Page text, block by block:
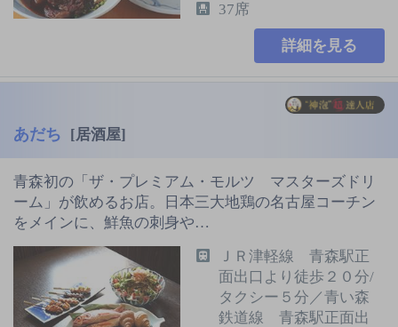
37席
詳細を見る
あだち [居酒屋]
青森初の「ザ・プレミアム・モルツ マスターズドリ
ーム」が飲めるお店。日本三大地鶏の名古屋コーチン
をメインに、鮮魚の刺身や…
ＪＲ津軽線 青森駅正
面出口より徒歩２０分/
タクシー５分／青い森
鉄道線 青森駅正面出